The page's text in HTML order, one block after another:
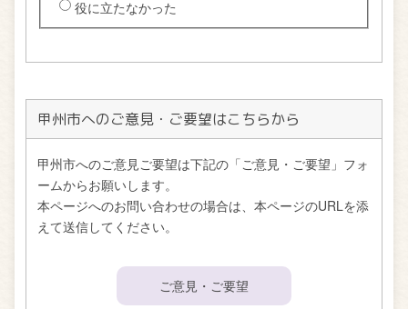
甲州市へのご意見・ご要望はこちらから
甲州市へのご意見ご要望は下記の「ご意見・ご要望」フォ
ームからお願いします。
本ページへのお問い合わせの場合は、本ページのURLを添
えて送信してください。
ご意見・ご要望